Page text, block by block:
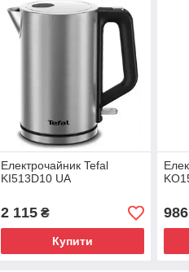
Електрочайник Tefal
KI513D10 UA
2 115₴
Купити
986